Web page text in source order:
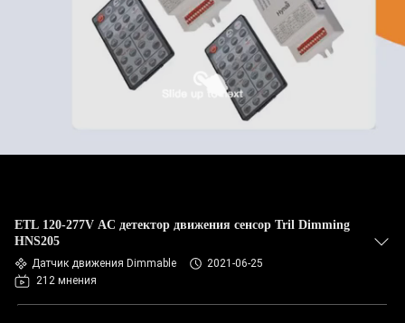
ETL 120-277V AC детектор движения сенсор Tril Dimming
HNS205
Датчик движения Dimmable
2021-06-25
212 мнения